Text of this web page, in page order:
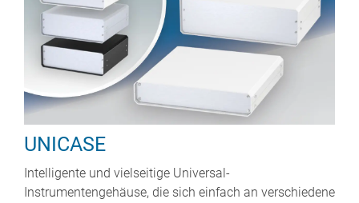
UNICASE
Intelligente und vielseitige Universal-
Instrumentengehäuse, die sich einfach an verschiedene